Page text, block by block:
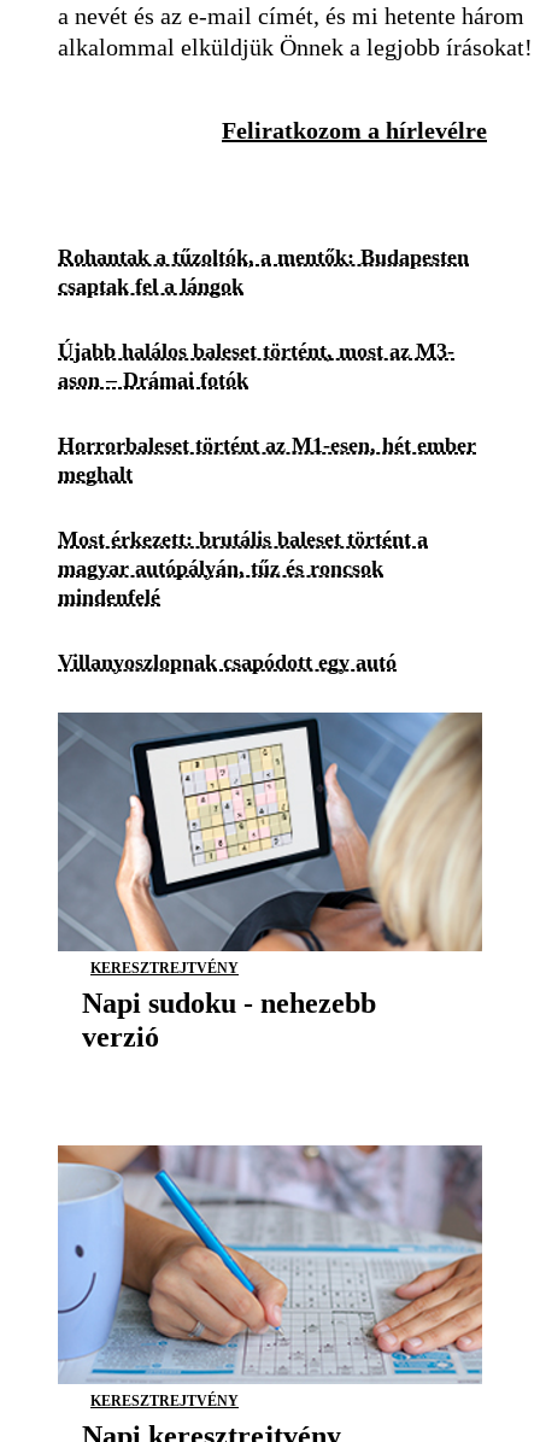
a nevét és az e-mail címét, és mi hetente három
alkalommal elküldjük Önnek a legjobb írásokat!
Feliratkozom a hírlevélre
Rohantak a tűzoltók, a mentők: Budapesten
csaptak fel a lángok
Újabb halálos baleset történt, most az M3-
ason – Drámai fotók
Horrorbaleset történt az M1-esen, hét ember
meghalt
Most érkezett: brutális baleset történt a
magyar autópályán, tűz és roncsok
mindenfelé
Villanyoszlopnak csapódott egy autó
KERESZTREJTVÉNY
Napi sudoku - nehezebb
verzió
KERESZTREJTVÉNY